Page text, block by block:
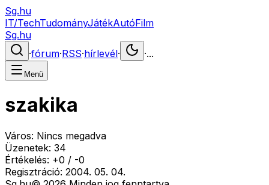
Sg.hu
IT/TechTudományJátékAutóFilm
Sg.hu
·fórum·RSS·hírlevél· ·...
Menü
szakika
Város: Nincs megadva
Üzenetek: 34
Értékelés: +0 / -0
Regisztráció: 2004. 05. 04.